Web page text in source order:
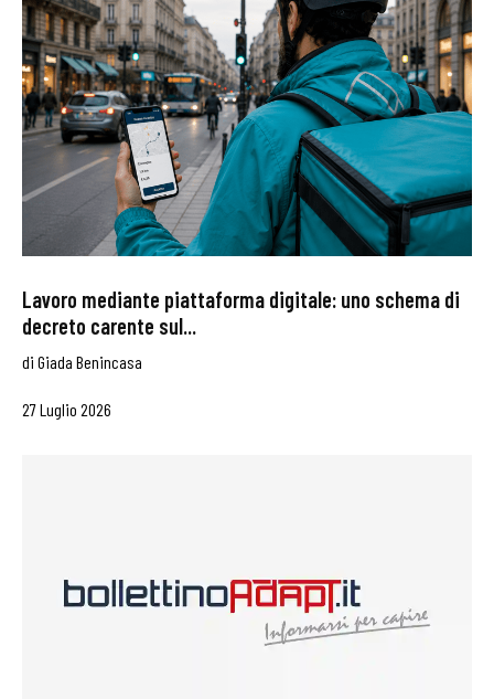
Lavoro mediante piattaforma digitale: uno schema di
decreto carente sul...
di Giada Benincasa
27 Luglio 2026